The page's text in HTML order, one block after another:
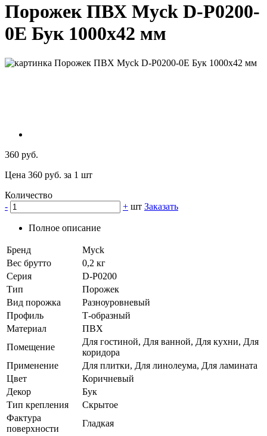
Порожек ПВХ Myck D-P0200-
0Е Бук 1000х42 мм
360 руб.
Цена 360 руб. за 1 шт
Количество
-
+ шт Заказать
Полное описание
Бренд
Myck
Вес брутто
0,2 кг
Серия
D-P0200
Тип
Порожек
Вид порожка
Разноуровневый
Профиль
Т-образный
Материал
ПВХ
Помещение
Для гостиной, Для ванной, Для кухни, Для
коридора
Применение
Для плитки, Для линолеума, Для ламината
Цвет
Коричневый
Декор
Бук
Тип крепления
Скрытое
Фактура
поверхности
Гладкая